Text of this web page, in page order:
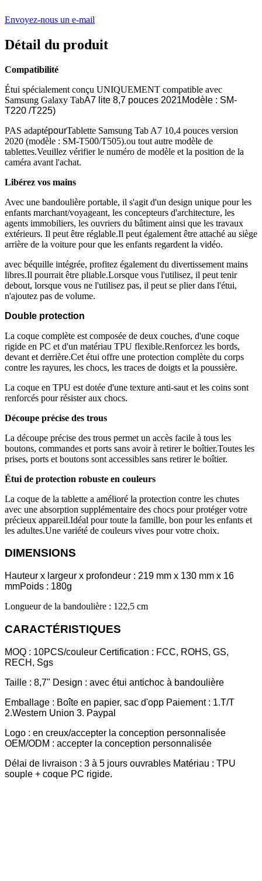
Envoyez-nous un e-mail
Détail du produit
Compatibilité
Étui spécialement conçu UNIQUEMENT compatible avec
Samsung Galaxy TabA7 lite 8,7 pouces 2021Modèle : SM-
T220 /T225)
PAS adaptépourTablette Samsung Tab A7 10,4 pouces version
2020 (modèle : SM-T500/T505).ou tout autre modèle de
tablettes.Veuillez vérifier le numéro de modèle et la position de la
caméra avant l'achat.
Libérez vos mains
Avec une bandoulière portable, il s'agit d'un design unique pour les
enfants marchant/voyageant, les concepteurs d'architecture, les
agents immobiliers, les ouvriers du bâtiment ainsi que les travaux
extérieurs. Il peut être réglable.Il peut également être attaché au siège
arrière de la voiture pour que les enfants regardent la vidéo.
avec béquille intégrée, profitez également du divertissement mains
libres.Il pourrait être pliable.Lorsque vous l'utilisez, il peut tenir
debout, lorsque vous ne l'utilisez pas, il peut se plier dans l'étui,
n'ajoutez pas de volume.
Double protection
La coque complète est composée de deux couches, d'une coque
rigide en PC et d'un matériau TPU flexible.Renforcez les bords,
devant et derrière.Cet étui offre une protection complète du corps
contre les rayures, les chocs, les traces de doigts et la poussière.
La coque en TPU est dotée d'une texture anti-saut et les coins sont
renforcés pour résister aux chocs.
Découpe précise des trous
La découpe précise des trous permet un accès facile à tous les
boutons, commandes et ports sans avoir à retirer le boîtier.Toutes les
prises, ports et boutons sont accessibles sans retirer le boîtier.
Étui de protection robuste en couleurs
La coque de la tablette a amélioré la protection contre les chutes
avec une absorption supplémentaire des chocs pour protéger votre
précieux appareil.Idéal pour toute la famille, bon pour les enfants et
les adultes.Une variété de couleurs vives pour votre choix.
DIMENSIONS
Hauteur x largeur x profondeur : 219 mm x 130 mm x 16
mmPoids : 180g
Longueur de la bandoulière : 122,5 cm
CARACTÉRISTIQUES
MOQ : 10PCS/couleur Certification : FCC, ROHS, GS,
RECH, Sgs
Taille : 8,7" Design : avec étui antichoc à bandoulière
Emballage : Boîte en papier, sac d'opp Paiement : 1.T/T
2.Western Union 3. Paypal
Logo : en creux/accepter la conception personnalisée
OEM/ODM : accepter la conception personnalisée
Délai de livraison : 3 à 5 jours ouvrables Matériau : TPU
souple + coque PC rigide.